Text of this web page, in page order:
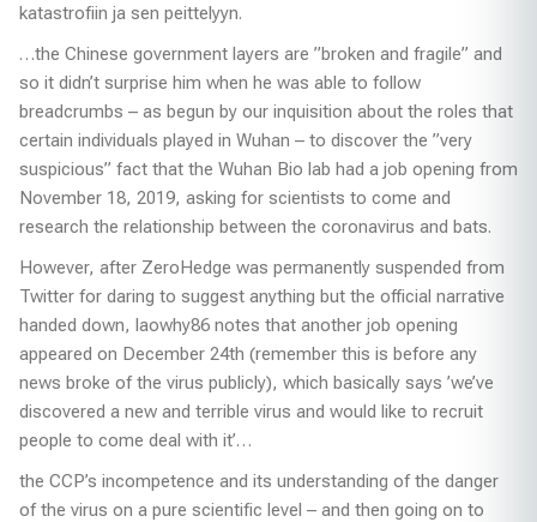
katastrofiin ja sen peittelyyn.
…the Chinese government layers are ”broken and fragile” and
so it didn’t surprise him when he was able to follow
breadcrumbs – as begun by our inquisition about the roles that
certain individuals played in Wuhan – to discover the ”very
suspicious” fact that the Wuhan Bio lab had a job opening from
November 18, 2019, asking for scientists to come and
research the relationship between the coronavirus and bats.
However, after ZeroHedge was permanently suspended from
Twitter for daring to suggest anything but the official narrative
handed down, laowhy86 notes that another job opening
appeared on December 24th (remember this is before any
news broke of the virus publicly), which basically says ’we’ve
discovered a new and terrible virus and would like to recruit
people to come deal with it’…
the CCP’s incompetence and its understanding of the danger
of the virus on a pure scientific level – and then going on to